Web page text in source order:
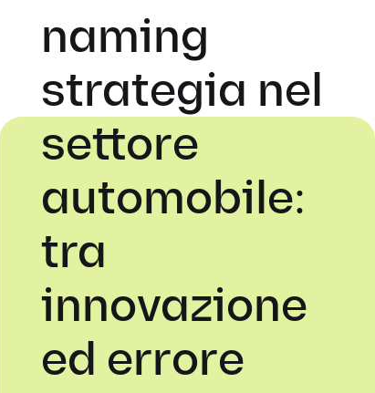
naming
strategia nel
settore
automobile:
tra
innovazione
ed errore